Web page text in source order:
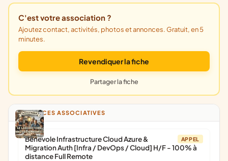
C'est votre association ?
Ajoutez contact, activités, photos et annonces. Gratuit, en 5
minutes.
Revendiquer la fiche
Partager la fiche
ANNONCES ASSOCIATIVES
APPEL
Bénévole Infrastructure Cloud Azure &
Migration Auth [Infra / DevOps / Cloud] H/F - 100% à
distance Full Remote